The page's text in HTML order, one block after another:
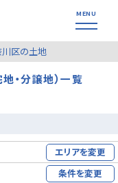
区の土地
・分譲地）一覧
エリアを変更
条件を変更